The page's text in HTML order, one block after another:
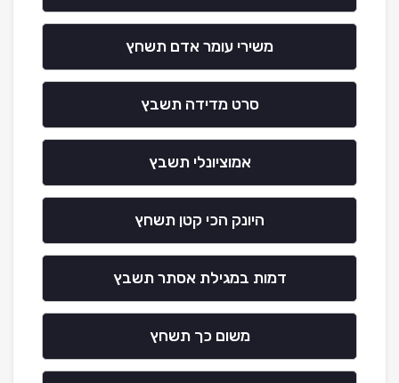
משירי עומר אדם תשחץ
סרט מדידה תשבץ
אמוציונלי תשבץ
היונק הכי קטן תשחץ
דמות במגילת אסתר תשבץ
משום כך תשחץ